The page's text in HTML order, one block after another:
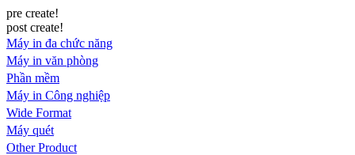
pre create!
post create!
Máy in đa chức năng
Máy in văn phòng
Phần mềm
Máy in Công nghiệp
Wide Format
Máy quét
Other Product